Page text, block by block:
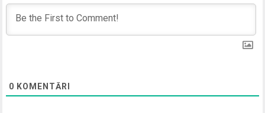
0 KOMENTĀRI